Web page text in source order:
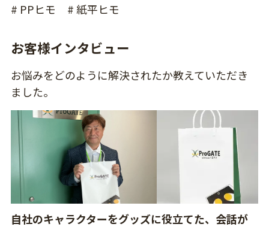
# PPヒモ
# 紙平ヒモ
お客様インタビュー
お悩みをどのように解決されたか教えていただき
ました。
自社のキャラクターをグッズに役立てた、会話が